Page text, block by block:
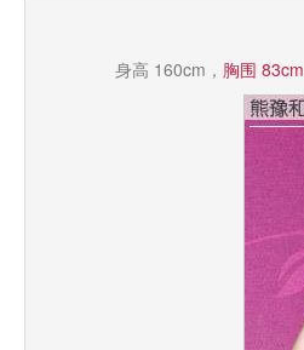
身高 160cm， 胸围 83cm